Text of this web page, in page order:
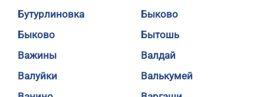
Бутурлиновка
Быково
Быково
Бытошь
Важины
Валдай
Валуйки
Валькумей